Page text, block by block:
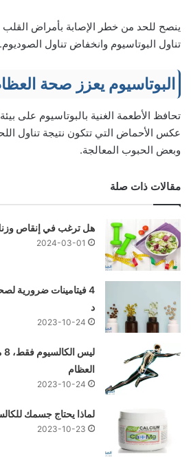
ينصح للحد من خطر الإصابة بأمراض القلب
تناول البوتاسيوم وانخفاض تناول الصوديوم.
البوتاسيوم يعزز صحة
تحافظ الأطعمة الغنية بالبوتاسيوم على
عكس الأحماض التي تتكون نتيجة تناول
وبعض الحبوب المعالجة.
مقالات ذات صلة
هل ترغب في إنقاص
2024-03-01
4 فيتامينات ضرورية
د
2023-10-24
العظام
2023-10-24
لماذا يحتاج جسمك
2023-10-23